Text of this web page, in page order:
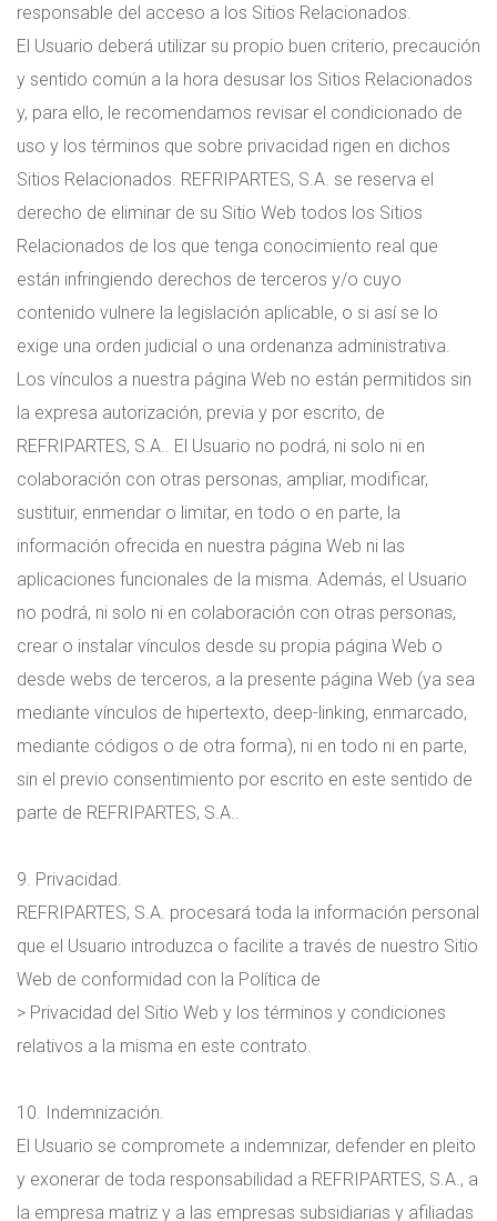
responsable del acceso a los Sitios Relacionados.
El Usuario deberá utilizar su propio buen criterio, precaución
y sentido común a la hora desusar los Sitios Relacionados
y, para ello, le recomendamos revisar el condicionado de
uso y los términos que sobre privacidad rigen en dichos
Sitios Relacionados. REFRIPARTES, S.A. se reserva el
derecho de eliminar de su Sitio Web todos los Sitios
Relacionados de los que tenga conocimiento real que
están infringiendo derechos de terceros y/o cuyo
contenido vulnere la legislación aplicable, o si así se lo
exige una orden judicial o una ordenanza administrativa.
Los vínculos a nuestra página Web no están permitidos sin
la expresa autorización, previa y por escrito, de
REFRIPARTES, S.A.. El Usuario no podrá, ni solo ni en
colaboración con otras personas, ampliar, modificar,
sustituir, enmendar o limitar, en todo o en parte, la
información ofrecida en nuestra página Web ni las
aplicaciones funcionales de la misma. Además, el Usuario
no podrá, ni solo ni en colaboración con otras personas,
crear o instalar vínculos desde su propia página Web o
desde webs de terceros, a la presente página Web (ya sea
mediante vínculos de hipertexto, deep-linking, enmarcado,
mediante códigos o de otra forma), ni en todo ni en parte,
sin el previo consentimiento por escrito en este sentido de
parte de REFRIPARTES, S.A..
9. Privacidad.
REFRIPARTES, S.A. procesará toda la información personal
que el Usuario introduzca o facilite a través de nuestro Sitio
Web de conformidad con la Política de
> Privacidad del Sitio Web y los términos y condiciones
relativos a la misma en este contrato.
10. Indemnización.
El Usuario se compromete a indemnizar, defender en pleito
y exonerar de toda responsabilidad a REFRIPARTES, S.A., a
la empresa matriz y a las empresas subsidiarias y afiliadas